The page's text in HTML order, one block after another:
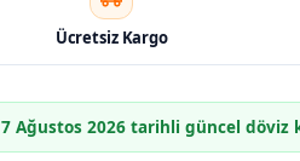
Ücretsiz Kargo
7 Ağustos 2026 tarihli güncel döviz